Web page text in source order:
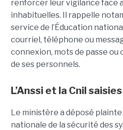
renforcer leur vigilance face
inhabituelles. Il rappelle
service de l’Éducation
courriel, téléphone ou
connexion, mots de passe
de ses personnels.
L’Anssi et la Cnil saisies
Le ministère a déposé
nationale de la sécurité des